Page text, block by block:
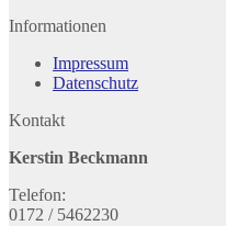
Informationen
Impressum
Datenschutz
Kontakt
Kerstin Beckmann
Telefon:
0172 / 5462230